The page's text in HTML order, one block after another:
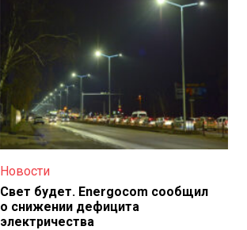
Новости
Свет будет. Energocom сообщил
о снижении дефицита
электричества